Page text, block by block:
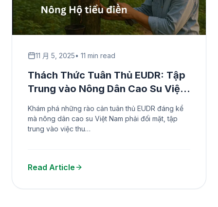
11 月 5, 2025• 11 min read
Thách Thức Tuân Thủ EUDR: Tập
Trung vào Nông Dân Cao Su Việt
Khám phá những rào cản tuân thủ EUDR đáng kể
mà nông dân cao su Việt Nam phải đối mặt, tập
trung vào việc thu…
Read Article